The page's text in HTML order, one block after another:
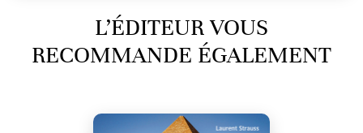
L’ÉDITEUR VOUS
RECOMMANDE ÉGALEMENT